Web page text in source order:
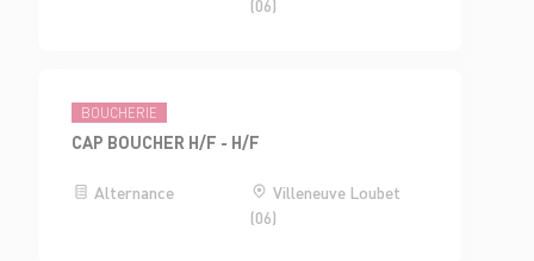
(06)
BOUCHERIE
CAP BOUCHER H/F - H/F
Alternance
Villeneuve Loubet
(06)